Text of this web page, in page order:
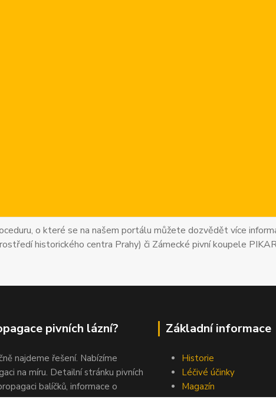
o které se na našem portálu můžete dozvědět více
historického centra Prahy) či Zámecké pivní koupele
pivních lázní?
najdeme řešení. Nabízíme
na míru. Detailní stránku pivních
balíčků, informace o
Základní informace
Historie
Léčivé účinky
Magazín